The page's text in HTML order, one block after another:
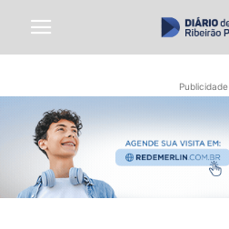
Publicidade